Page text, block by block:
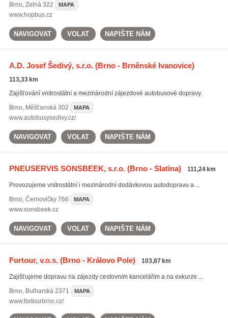
Brno, Zelná 322 MAPA
www.hopbus.cz
NAVIGOVAT VOLAT NAPIŠTE NÁM
A.D. Josef Šedivý, s.r.o.(Brno - Brněnské Ivanovice)
113,33 km
Zajišťování vnitrostátní a mezinárodní zájezdové autobusové dopravy.
Brno, Měšťanská 302 MAPA
www.autobusysedivy.cz/
NAVIGOVAT VOLAT NAPIŠTE NÁM
PNEUSERVIS SONSBEEK, s.r.o.(Brno - Slatina) 111,24 km
Provozujeme vnitrostátní i mezinárodní dodávkovou autodopravu a ...
Brno, Černovičky 766 MAPA
www.sonsbeek.cz
NAVIGOVAT VOLAT NAPIŠTE NÁM
Fortour, v.o.s.(Brno - Královo Pole) 103,87 km
Zajišťujeme dopravu na zájezdy cestovním kancelářím a na exkurze ...
Brno, Bulharská 2371 MAPA
www.fortourbrno.cz/